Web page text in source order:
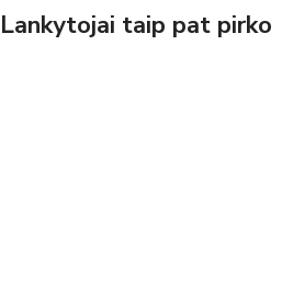
Lankytojai taip pat pirko